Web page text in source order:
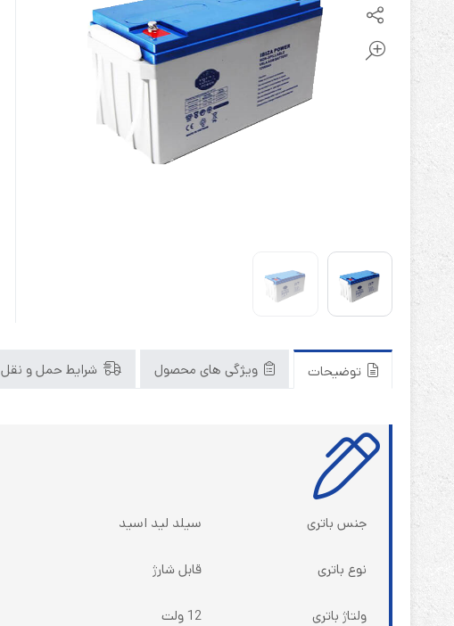
باتری آلکالاین
روش های تخلیه
توضیحات ویژگی های محصول شرایط حمل و نقل
جنس باتری سیلد لید اسید
نوع باتری قابل شارژ
ولتاژ باتری 12 ولت